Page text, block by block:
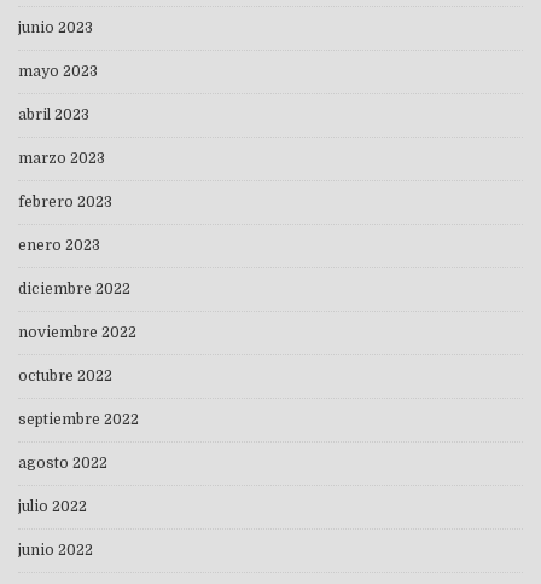
junio 2023
mayo 2023
abril 2023
marzo 2023
febrero 2023
enero 2023
diciembre 2022
noviembre 2022
octubre 2022
septiembre 2022
agosto 2022
julio 2022
junio 2022